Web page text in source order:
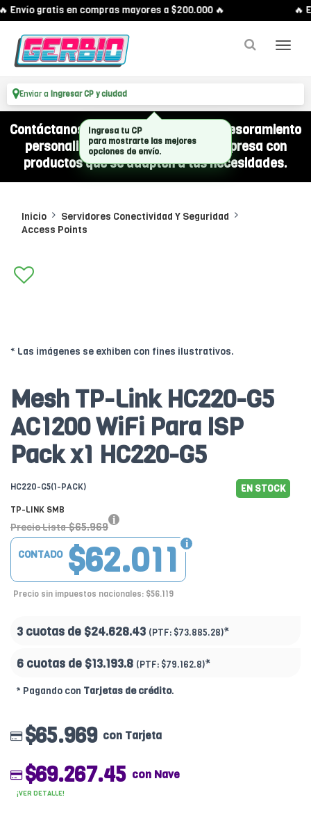
Envío gratis en compras mayores a $200.000 🔥 🔥
Enviar a Ingresar CP y ciudad
Contáctanos por WhatsApp y recibí asesoramiento
personalizado para equipar a tu empresa con
productos que se adapten a tus necesidades.
Inicio
Servidores Conectividad Y Seguridad
Access Points
* Las imágenes se exhiben con fines ilustrativos.
Mesh TP-Link HC220-G5
AC1200 WiFi Para ISP
Pack x1 HC220-G5
HC220-G5(1-PACK) EN STOCK
TP-LINK SMB
Precio Lista $65.969
$62.011
CONTADO
Precio sin impuestos nacionales: $56.119
3 cuotas de $24.628.43 (PTF: $73.885.28)*
6 cuotas de $13.193.8 (PTF: $79.162.8)*
* Pagando con Tarjetas de crédito.
$65.969 con Tarjeta
$69.267.45 con Nave
¡VER DETALLE!
Ingresa tu CP
para mostrarte las mejores
opciones de envío.